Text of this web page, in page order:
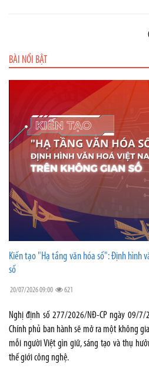
BÀI NỔI BẬT
Kiến tạo "Hạ tầng văn hóa số": Định hình
số
20/07/2026 09:00 621
Nghị định số 277/2026/NĐ-CP ngày 09/7/
Chính phủ ban hành sẽ mở ra một không
mỗi người Việt gìn giữ, sáng tạo và thụ
thế giới công nghệ.